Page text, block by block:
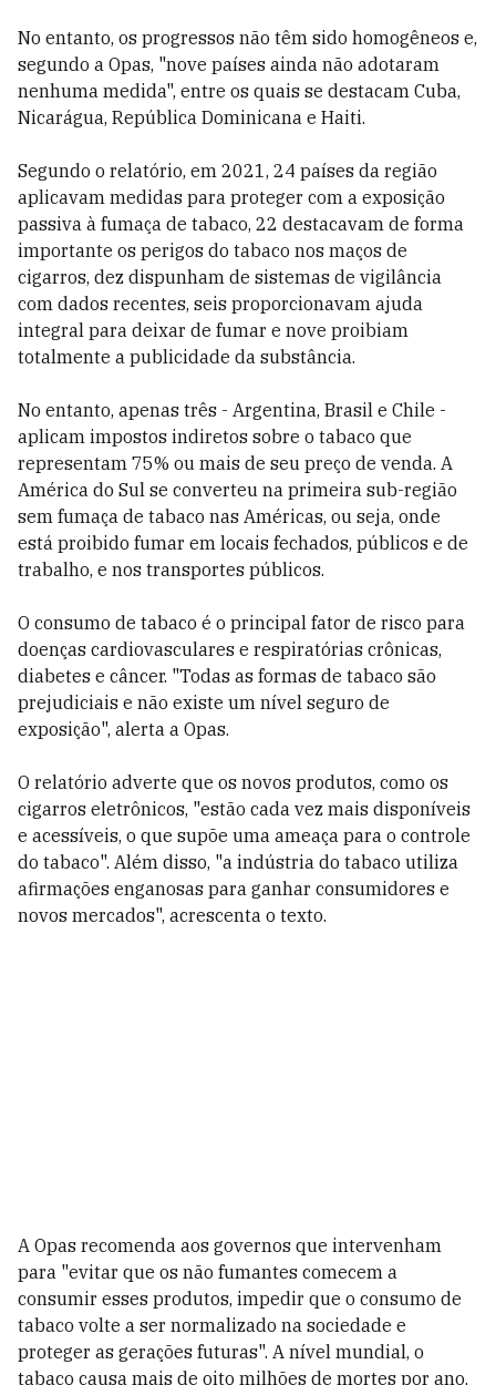
No entanto, os progressos não têm sido homogêneos e,
segundo a Opas, "nove países ainda não adotaram
nenhuma medida", entre os quais se destacam Cuba,
Nicarágua, República Dominicana e Haiti.
Segundo o relatório, em 2021, 24 países da região
aplicavam medidas para proteger com a exposição
passiva à fumaça de tabaco, 22 destacavam de forma
importante os perigos do tabaco nos maços de
cigarros, dez dispunham de sistemas de vigilância
com dados recentes, seis proporcionavam ajuda
integral para deixar de fumar e nove proibiam
totalmente a publicidade da substância.
No entanto, apenas três - Argentina, Brasil e Chile -
aplicam impostos indiretos sobre o tabaco que
representam 75% ou mais de seu preço de venda. A
América do Sul se converteu na primeira sub-região
sem fumaça de tabaco nas Américas, ou seja, onde
está proibido fumar em locais fechados, públicos e de
trabalho, e nos transportes públicos.
O consumo de tabaco é o principal fator de risco para
doenças cardiovasculares e respiratórias crônicas,
diabetes e câncer. "Todas as formas de tabaco são
prejudiciais e não existe um nível seguro de
exposição", alerta a Opas.
O relatório adverte que os novos produtos, como os
cigarros eletrônicos, "estão cada vez mais disponíveis
e acessíveis, o que supõe uma ameaça para o controle
do tabaco". Além disso, "a indústria do tabaco utiliza
afirmações enganosas para ganhar consumidores e
novos mercados", acrescenta o texto.
A Opas recomenda aos governos que intervenham
para "evitar que os não fumantes comecem a
consumir esses produtos, impedir que o consumo de
tabaco volte a ser normalizado na sociedade e
proteger as gerações futuras". A nível mundial, o
tabaco causa mais de oito milhões de mortes por ano,